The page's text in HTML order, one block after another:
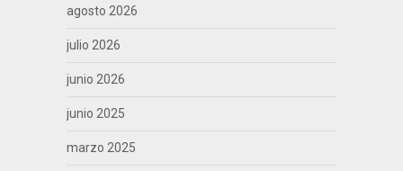
agosto 2026
julio 2026
junio 2026
junio 2025
marzo 2025